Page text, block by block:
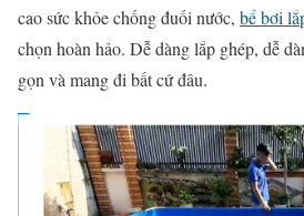
cao sức khỏe chống đuối nước, bể bơi
chọn hoàn hảo. Dễ dàng lắp ghép, dễ
gọn và mang đi bất cứ đâu.